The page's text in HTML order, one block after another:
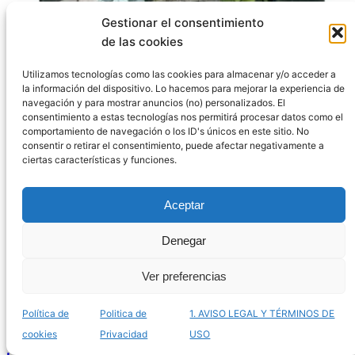
Gestionar el consentimiento
de las cookies
Utilizamos tecnologías como las cookies para almacenar y/o acceder a
la información del dispositivo. Lo hacemos para mejorar la experiencia de
navegación y para mostrar anuncios (no) personalizados. El
consentimiento a estas tecnologías nos permitirá procesar datos como el
comportamiento de navegación o los ID's únicos en este sitio. No
consentir o retirar el consentimiento, puede afectar negativamente a
ciertas características y funciones.
Aceptar
Denegar
Ver preferencias
Política de
cookies
Politica de
Privacidad
1. AVISO LEGAL Y TÉRMINOS DE
USO
El mejor listado de terrarios ICA para comprar por
Internet – Los más innovadores